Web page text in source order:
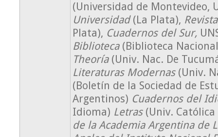
(Universidad de Montevideo,
Universidad (La Plata),
Plata), Cuadernos del Sur,
Biblioteca (Biblioteca
Theoría(Univ. Nac. De
Literaturas Modernas(Univ.
(Boletín de la Sociedad de
Argentinos) Cuadernos del
Idioma) Letras(Univ.
de la Academia Argentina de